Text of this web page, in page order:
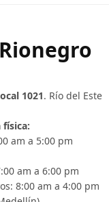
1021. Río del Este
am a 5:00 pm
am a 6:00 pm
8:00 am a 4:00 pm